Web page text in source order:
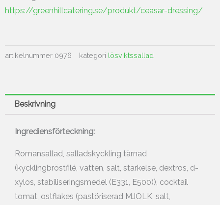
https://greenhillcatering.se/produkt/ceasar-dressing/
artikelnummer 0976 kategori lösviktssallad
Beskrivning
Ingrediensförteckning:
Romansallad, salladskyckling tärnad
(kycklingbröstfilé, vatten, salt, stärkelse, dextros, d-
xylos, stabiliseringsmedel (E331, E500)), cocktail
tomat, ostflakes (pastöriserad MJÖLK, salt,